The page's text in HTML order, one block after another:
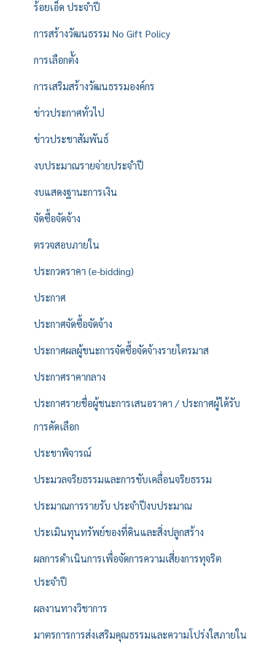
ร้อยเอ็ด ประจำปี
การสร้างวัฒนธรรม No Gift Policy
การเลือกตั้ง
การเสริมสร้างวัฒนธรรมองค์กร
ข่าวประกาศทั่วไป
ข่าวประชาสัมพันธ์
งบประมาณรายจ่ายประจำปี
งบแสดงฐานะการเงิน
จัดซื้อจัดจ้าง
ตรวจสอบภายใน
ประกวดราคา (e-bidding)
ประกาศ
ประกาศจัดซื้อจัดจ้าง
ประกาศผลผู้ชนะการจัดซื้อจัดจ้างรายไตรมาส
ประกาศราคากลาง
ประกาศรายชื่อผู้ชนะการเสนอราคา / ประกาศผู้ได้รับ
การคัดเลือก
ประชาพิจารณ์
ประมวลจริยธรรมและการขับเคลื่อนจริยธรรม
ประมาณการรายรับ ประจำปีงบประมาณ
ประเมินทุนทรัพย์ของที่ดินและสิ่งปลูกสร้าง
ผลการดำเนินการเพื่อจัดการความเสี่ยงการทุจริต
ประจำปี
ผลงานทางวิชาการ
มาตรการการส่งเสริมคุณธรรมและความโปร่งใสภายใน